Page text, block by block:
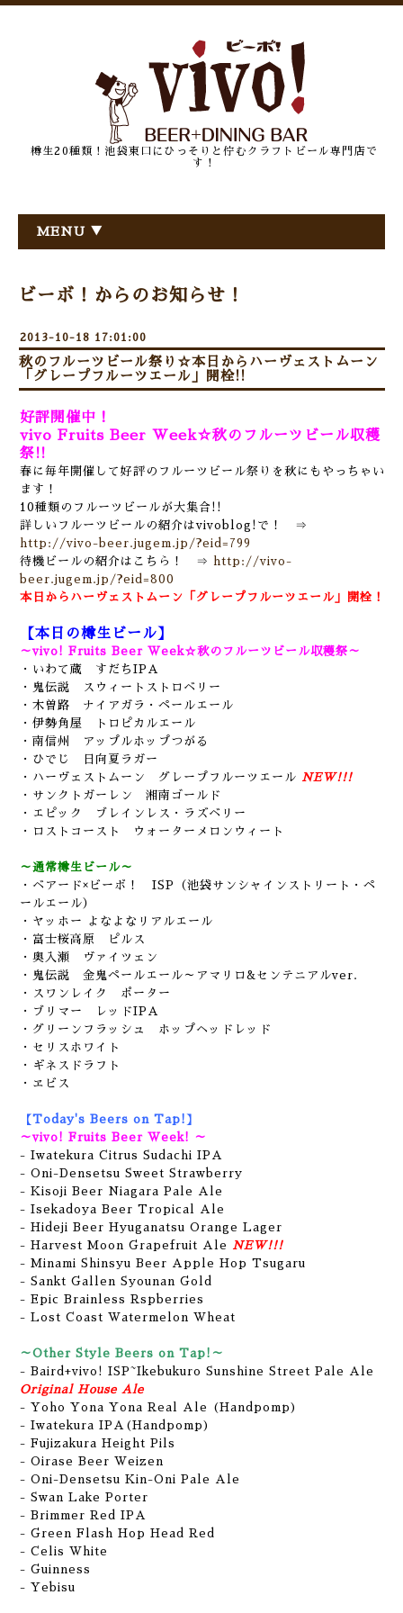
樽生20種類！池袋東口にひっそりと佇むクラフトビール専門店で
す！
MENU ▼
ビーボ！からのお知らせ！
2013-10-18 17:01:00
秋のフルーツビール祭り☆本日からハーヴェストムーン
「グレープフルーツエール」開栓!!
好評開催中！
vivo Fruits Beer Week☆秋のフルーツビール収穫
祭!!
春に毎年開催して好評のフルーツビール祭りを秋にもやっちゃい
ます！
10種類のフルーツビールが大集合!!
詳しいフルーツビールの紹介はvivoblog!で！ ⇒
http://vivo-beer.jugem.jp/?eid=799
待機ビールの紹介はこちら！
⇒
http://vivo-
beer.jugem.jp/?eid=800
本日からハーヴェストムーン「グレープフルーツエール」開栓！
【本日の樽生ビール】
～vivo! Fruits Beer Week☆秋のフルーツビール収穫祭～
・いわて蔵 すだちIPA
・鬼伝説 スウィートストロベリー
・木曽路 ナイアガラ・ペールエール
・伊勢角屋 トロピカルエール
・南信州 アップルホップつがる
・ひでじ 日向夏ラガー
・ハーヴェストムーン グレープフルーツエール NEW!!!
・サンクトガーレン 湘南ゴールド
・エピック ブレインレス・ラズベリー
・ロストコースト ウォーターメロンウィート
～通常樽生ビール～
・ベアード×ビーボ！ ISP（池袋サンシャインストリート・ペ
ールエール）
・ヤッホー よなよなリアルエール
・富士桜高原 ピルス
・奥入瀬 ヴァイツェン
・鬼伝説 金鬼ペールエール～アマリロ&センテニアルver.
・スワンレイク ポーター
・ブリマー レッドIPA
・グリーンフラッシュ ホップヘッドレッド
・セリスホワイト
・ギネスドラフト
・ヱビス
【Today's Beers on Tap!】
～vivo! Fruits Beer Week! ～
- Iwatekura Citrus Sudachi IPA
- Oni-Densetsu Sweet Strawberry
- Kisoji Beer Niagara Pale Ale
- Isekadoya Beer Tropical Ale
- Hideji Beer Hyuganatsu Orange Lager
- Harvest Moon Grapefruit Ale
NEW!!!
- Minami Shinsyu Beer Apple Hop Tsugaru
- Sankt Gallen Syounan Gold
- Epic Brainless Rspberries
- Lost Coast Watermelon Wheat
～Other Style Beers on Tap!～
- Baird+vivo! ISP~Ikebukuro Sunshine Street Pale Ale
Original House Ale
- Yoho Yona Yona Real Ale (Handpomp)
- Iwatekura IPA(Handpomp)
- Fujizakura Height Pils
- Oirase Beer Weizen
- Oni-Densetsu Kin-Oni Pale Ale
- Swan Lake Porter
- Brimmer Red IPA
- Green Flash Hop Head Red
- Celis White
- Guinness
- Yebisu